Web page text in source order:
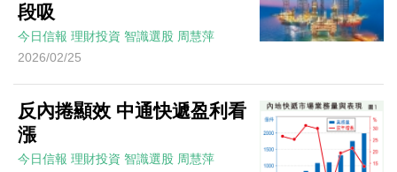
段吸
今日信報 理財投資 智識選股 周慧萍
2026/02/25
反內捲顯效 中通快遞盈利看
漲
今日信報 理財投資 智識選股 周慧萍